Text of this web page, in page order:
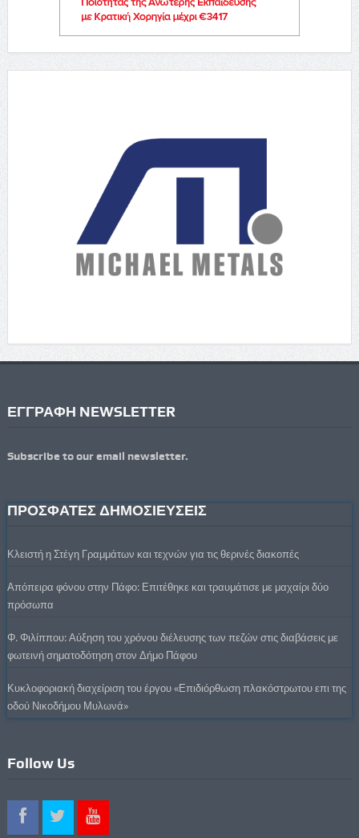
ΕΓΓΡΑΦΗ NEWSLETTER
Subscribe to our email newsletter.
ΠΡΟΣΦΑΤΕΣ ΔΗΜΟΣΙΕΥΣΕΙΣ
Κλειστή η Στέγη Γραμμάτων και τεχνών για τις θερινές διακοπές
Απόπειρα φόνου στην Πάφο: Επιτέθηκε και τραυμάτισε με μαχαίρι δύο
πρόσωπα
Φ. Φιλίππου: Αύξηση του χρόνου διέλευσης των πεζών στις διαβάσεις με
φωτεινή σηματοδότηση στον Δήμο Πάφου
Κυκλοφοριακή διαχείριση του έργου «Επιδιόρθωση πλακόστρωτου επι της
οδού Νικοδήμου Μυλωνά»
Follow Us